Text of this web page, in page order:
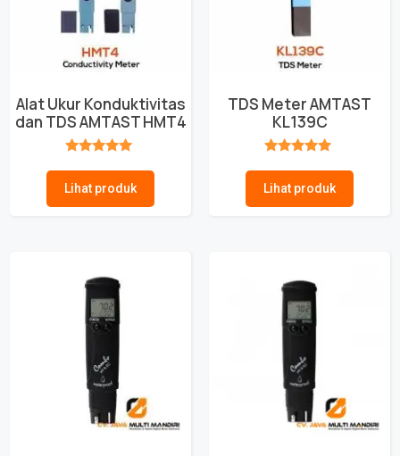
Alat Ukur Konduktivitas
dan TDS AMTAST HMT4
Lihat produk
TDS Meter AMTAST
KL139C
Lihat produk